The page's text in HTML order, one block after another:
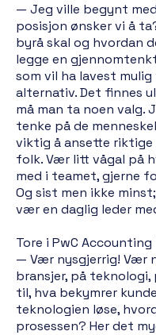
— Jeg ville begynt
posisjon ønsker vi å
byrå skal og hvordan
legge en
som vil ha lavest
alternativ. Det finnes
må man ta noen valg.
tenke på de
viktig å ansette
folk. Vær litt vågal på
med i teamet, gjerne
Og sist men ikke
vær en daglig leder
Tore i PwC
— Vær nysgjerrig! Vær
bransjer, på
til, hva bekymrer
teknologien løse,
prosessen? Her det